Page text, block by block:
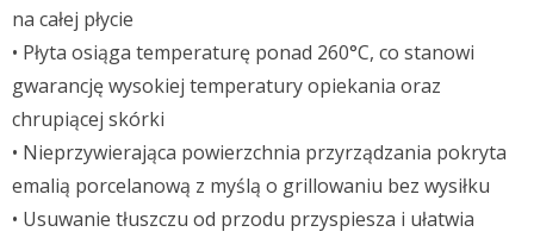
na całej płycie
• Płyta osiąga temperaturę ponad 260°C, co stanowi
gwarancję wysokiej temperatury opiekania oraz
chrupiącej skórki
• Nieprzywierająca powierzchnia przyrządzania pokryta
emalią porcelanową z myślą o grillowaniu bez wysiłku
• Usuwanie tłuszczu od przodu przyspiesza i ułatwia